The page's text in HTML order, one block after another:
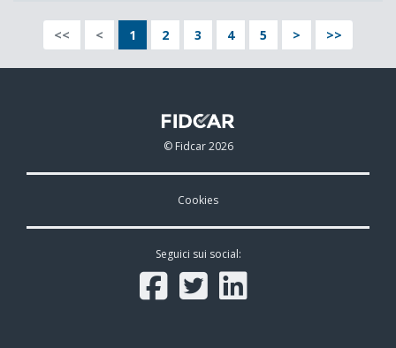
<< < 1 2 3 4 5 > >>
© Fidcar 2026
Cookies
Seguici sui social: